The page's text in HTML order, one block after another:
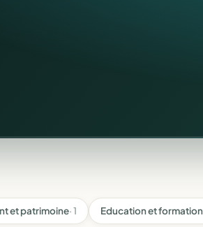
et patrimoine· 1 Education et formation